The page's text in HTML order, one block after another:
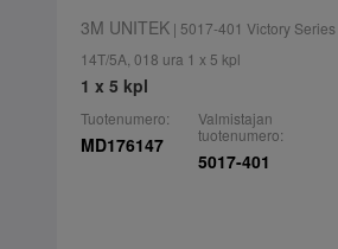
3M UNITEK| 5017-401 Victory
14T/5A, 018 ura 1 x 5 kpl
1 x 5 kpl
Tuotenumero:
MD176147
Valmistajan
tuotenumero:
5017-401